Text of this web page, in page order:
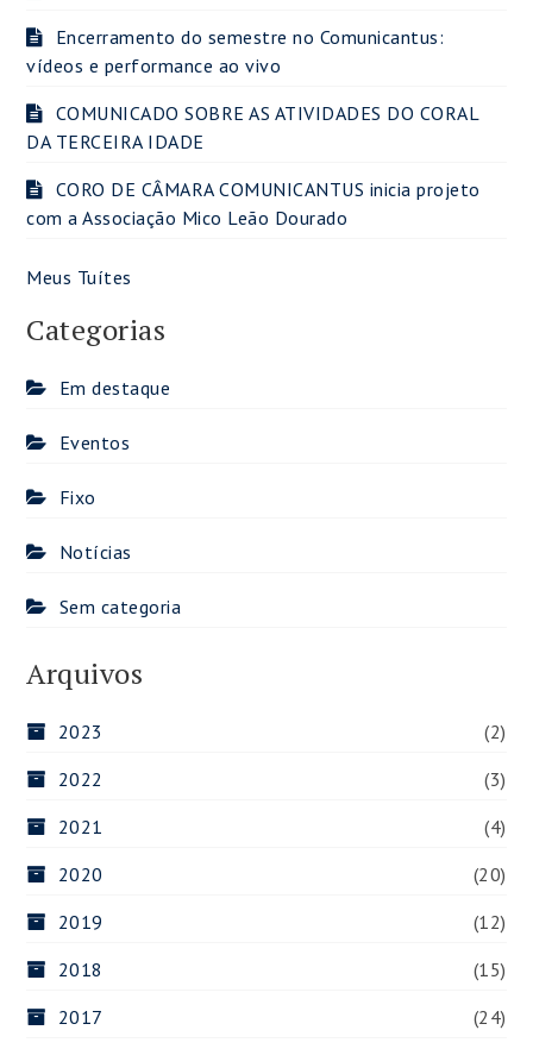
Encerramento do semestre no Comunicantus:
vídeos e performance ao vivo
COMUNICADO SOBRE AS ATIVIDADES DO CORAL
DA TERCEIRA IDADE
CORO DE CÂMARA COMUNICANTUS inicia projeto
com a Associação Mico Leão Dourado
Meus Tuítes
Categorias
Em destaque
Eventos
Fixo
Notícias
Sem categoria
Arquivos
2023
(2)
2022
(3)
2021
(4)
2020
(20)
2019
(12)
2018
(15)
2017
(24)